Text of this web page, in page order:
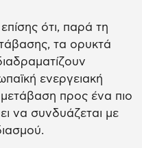
ότι, παρά τη
τα ορυκτά
ενεργειακή
μετάβαση προς ένα πιο
να συνδυάζεται με